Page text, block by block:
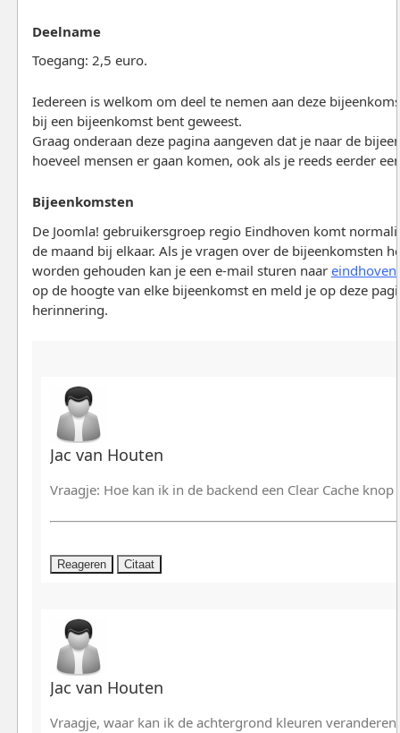
Deelname
Toegang: 2,5 euro.
Iedereen is welkom om deel te nemen aan deze
bij een bijeenkomst bent geweest.
Graag onderaan deze pagina aangeven dat je naar de
hoeveel mensen er gaan komen, ook als je reeds eerder
Bijeenkomsten
De Joomla! gebruikersgroep regio Eindhoven komt
de maand bij elkaar. Als je vragen over de bijeenkomsten
worden gehouden kan je een e-mail sturen naar
op de hoogte van elke bijeenkomst en meld je op deze
herinnering.
Jac van Houten
Vraagje: Hoe kan ik in de backend een Clear Cache knop
Reageren Citaat
Jac van Houten
Vraagje, waar kan ik de achtergrond kleuren